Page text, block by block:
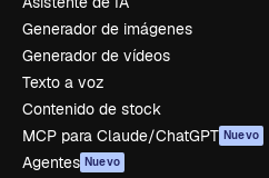
Generador de imágenes
Generador de vídeos
Texto a voz
Contenido de stock
MCP para Claude/ChatGPT Nuevo
Agentes Nuevo